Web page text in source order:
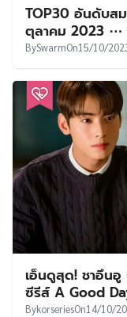
TOP30 อันดับส
ตุลาคม 2023 ⋯
BySwarmOn15/10/
เอ็นดูสุด! ชาอึนอู
ซีรีส์ A Good
BykorseriesOn14/10/